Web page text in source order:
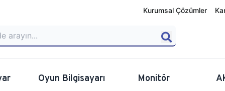
Kurumsal Çözümler
Oyun Bilgisayarı Monitör